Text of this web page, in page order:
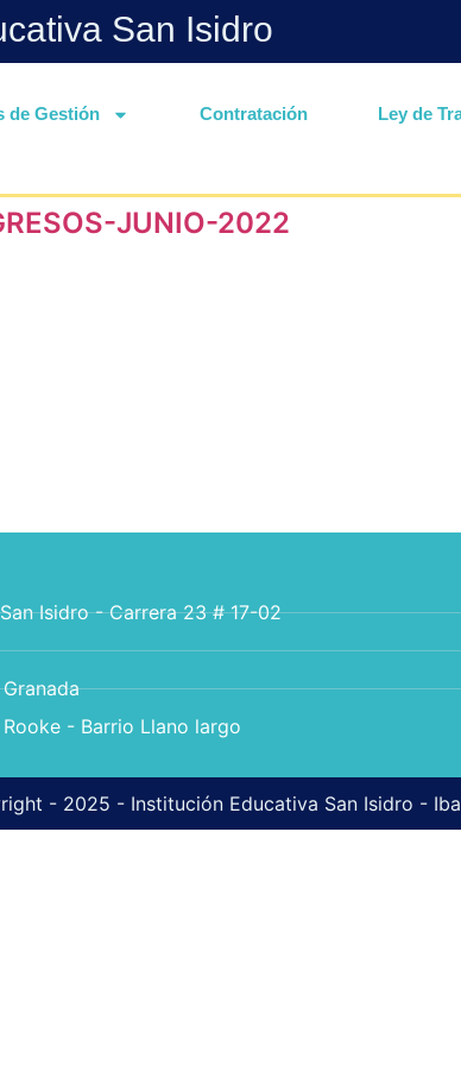
San Isidro
de Gestión Contratación Ley de
JUNIO-2022
Isidro - Carrera 23 # 17-02
- Barrio Llano largo
- 2025 - Institución Educativa San Isidro -